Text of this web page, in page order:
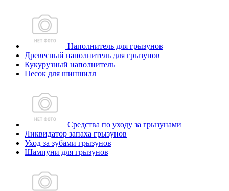
Наполнитель для грызунов
Древесный наполнитель для грызунов
Кукурузный наполнитель
Песок для шиншилл
Средства по уходу за грызунами
Ликвидатор запаха грызунов
Уход за зубами грызунов
Шампуни для грызунов